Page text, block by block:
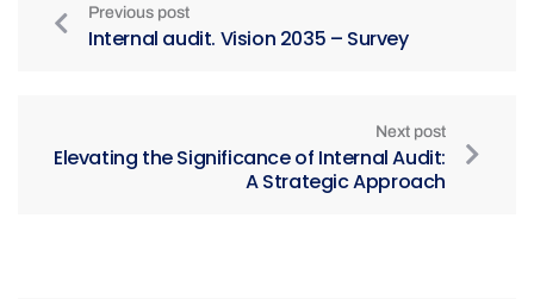
Previous post
Internal audit. Vision 2035 – Survey
Next post
Elevating the Significance of Internal Audit:
A Strategic Approach